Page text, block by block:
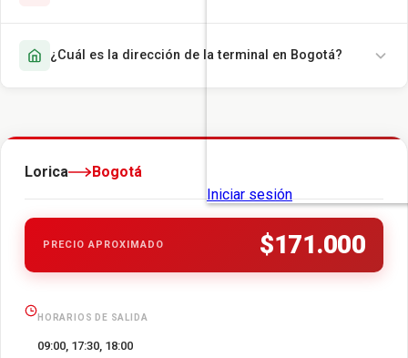
¿Cuál es la dirección de la terminal en Bogotá?
Lorica Bogotá
PRECIO APROXIMADO $171.000
HORARIOS DE SALIDA
09:00, 17:30, 18:00